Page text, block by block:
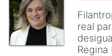
real
Regina